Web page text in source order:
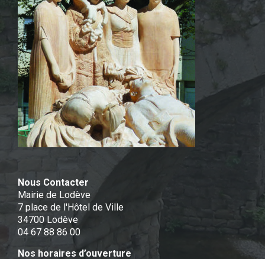
Nous Contacter
Mairie de Lodève
7 place de l'Hôtel de Ville
34700 Lodève
04 67 88 86 00
Nos horaires d’ouverture